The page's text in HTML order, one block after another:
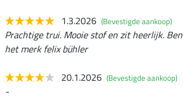
1.3.2026 (Bevestigde aankoop)
Prachtige trui. Mooie stof en zit heerlijk.
het merk felix bühler
20.1.2026 (Bevestigde aankoop)
-